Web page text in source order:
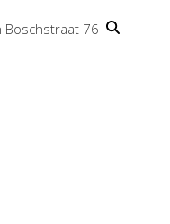
Boschstraat 76